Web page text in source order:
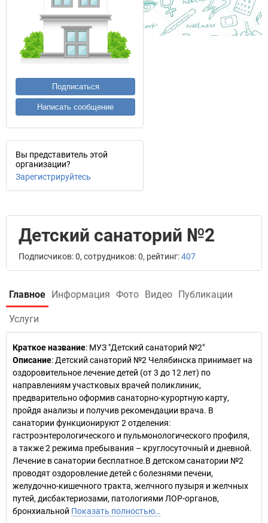
Подписаться
Написать сообщение
Вы представитель этой
организации?
Зарегистрируйтесь
Детский санаторий №2
Подписчиков: 0, сотрудников: 0, рейтинг:407
Главное Информация Фото Видео Публикации
Услуги
Краткое название: МУЗ "Детский санаторий №2"
Описание: Детский санаторий №2 Челябинска принимает на
оздоровительное лечение детей (от 3 до 12 лет) по
направлениям участковых врачей поликлиник,
предварительно оформив санаторно-курортную карту,
пройдя анализы и получив рекомендации врача. В
санатории функционируют 2 отделения:
гастроэнтерологического и пульмонологического профиля,
а также 2 режима пребывания – круглосуточный и дневной.
Лечение в санатории бесплатное.В детском санатории №2
проводят оздоровление детей с болезнями печени,
желудочно-кишечного тракта, желчного пузыря и желчных
путей, дисбактериозами, патологиями ЛОР-органов,
бронхиальной Показать полностью…